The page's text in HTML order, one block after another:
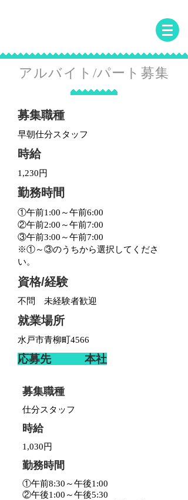
アルバイト/パート募集
募集職種
早朝仕分スタッフ
時給
1,230円
勤務時間
①午前1:00～午前6:00
②午前2:00～午前7:00
③午前3:00～午前7:00
※①～③のうちから選択してくださ
い。
資格/経験
不問 未経験者歓迎
就業場所
水戸市青柳町4566
応募先 本社
募集職種
仕分スタッフ
時給
1,030円
勤務時間
①午前8:30～午後1:00
②午後1:00～午後5:30